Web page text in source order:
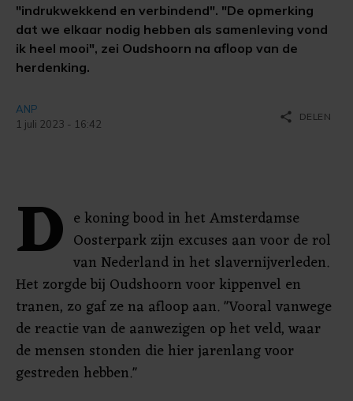
"indrukwekkend en verbindend". "De opmerking
dat we elkaar nodig hebben als samenleving vond
ik heel mooi", zei Oudshoorn na afloop van de
herdenking.
ANP
1 juli 2023 - 16:42
share DELEN
D e koning bood in het Amsterdamse
Oosterpark zijn excuses aan voor de rol
van Nederland in het slavernijverleden.
Het zorgde bij Oudshoorn voor kippenvel en
tranen, zo gaf ze na afloop aan. "Vooral vanwege
de reactie van de aanwezigen op het veld, waar
de mensen stonden die hier jarenlang voor
gestreden hebben."